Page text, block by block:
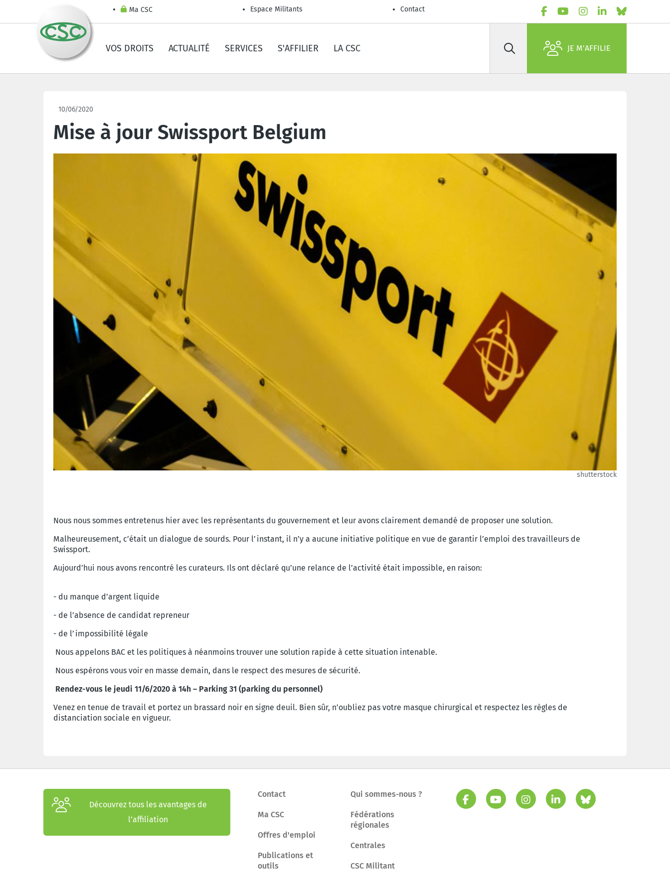
Ma CSC Espace Militants Contact
VOS DROITS ACTUALITÉ SERVICES S'AFFILIER LA CSC Rechercher JE M'AFFILIE
10/06/2020
Mise à jour Swissport Belgium
shutterstock
Nous nous sommes entretenus hier avec les représentants du gouvernement et leur avons clairement demandé de proposer une solution.
Malheureusement, c’était un dialogue de sourds. Pour l’instant, il n’y a aucune initiative politique en vue de garantir l’emploi des travailleurs de
Swissport.
Aujourd’hui nous avons rencontré les curateurs. Ils ont déclaré qu’une relance de l’activité était impossible, en raison:
- du manque d’argent liquide
- de l’absence de candidat repreneur
- de l’impossibilité légale
Nous appelons BAC et les politiques à néanmoins trouver une solution rapide à cette situation intenable.
Nous espérons vous voir en masse demain, dans le respect des mesures de sécurité.
Rendez-vous le jeudi 11/6/2020 à 14h – Parking 31 (parking du personnel)
Venez en tenue de travail et portez un brassard noir en signe deuil. Bien sûr, n’oubliez pas votre masque chirurgical et respectez les règles de
distanciation sociale en vigueur.
Découvrez tous les avantages de
l’affiliation
Contact
Ma CSC
Offres d'emploi
Publications et
outils
Qui sommes-nous ?
Fédérations
régionales
Centrales
CSC Militant